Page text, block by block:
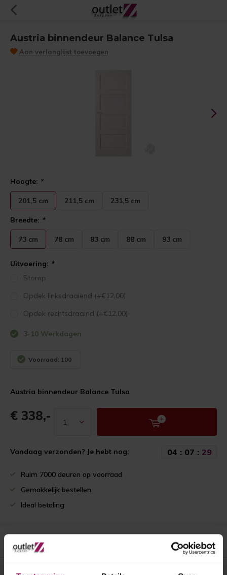
Austria binnendeur Balance Tulsa
Aan verlanglijst toevoegen
Hoogte: *
201,5 cm 211,5 cm 231,5 cm
Breedte: *
73 cm 78 cm 83 cm 88 cm 93 cm
Uitvoering: *
Stomp
Opdek linksdraaiend (+€12,00)
Opdek rechtsdraaind (+€12,00)
3-10 Werkdagen
Voorraad: 100
Austria binnendeur Balance Tulsa
€ 338,-
Vandaag verzonden? Je hebt nog: 04 : 07 : 29
Ruim 7000 deuren op voorraad
Gemakkelijk bestellen
Ideal betaling
Productomschrijving